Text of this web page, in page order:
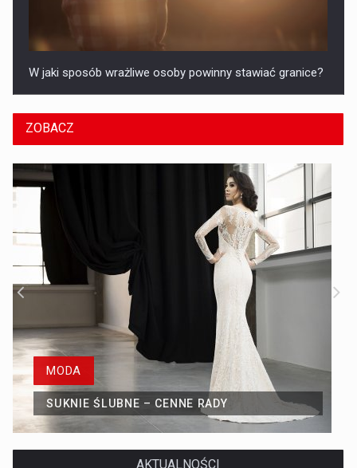
W jaki sposób wrażliwe osoby powinny stawiać granice?
ZOBACZ
MODA
SUKNIE ŚLUBNE – CENNE RADY
AKTUALNOŚCI